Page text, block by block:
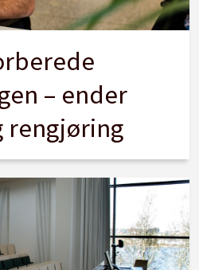
– ender
rengjøring